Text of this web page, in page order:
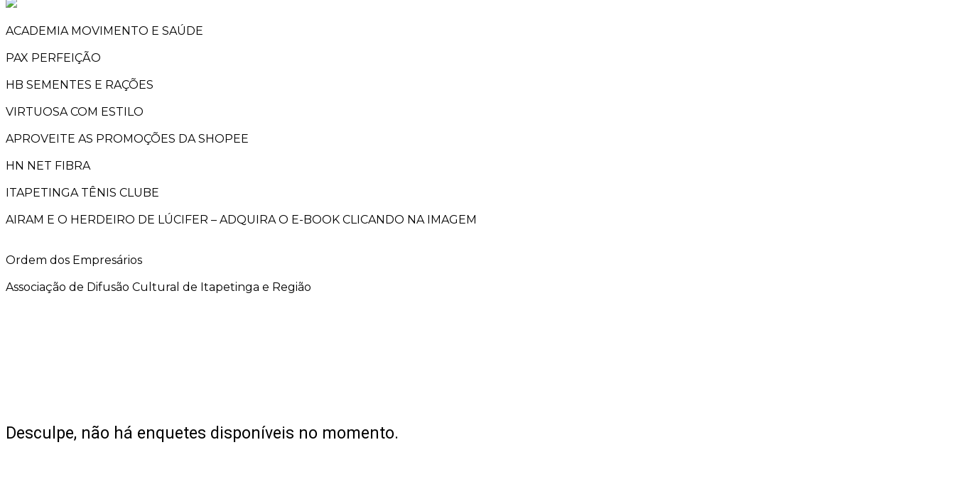
ACADEMIA MOVIMENTO E SAÚDE
PAX PERFEIÇÃO
HB SEMENTES E RAÇÕES
VIRTUOSA COM ESTILO
APROVEITE AS PROMOÇÕES DA SHOPEE
HN NET FIBRA
ITAPETINGA TÊNIS CLUBE
AIRAM E O HERDEIRO DE LÚCIFER – ADQUIRA O E-BOOK CLICANDO NA IMAGEM
Ordem dos Empresários
Associação de Difusão Cultural de Itapetinga e Região
Desculpe, não há enquetes disponíveis no momento.